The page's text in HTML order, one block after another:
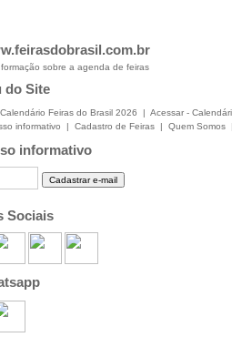
sobre a agenda de feiras
do Site
Feiras do Brasil 2026 | Acessar -
informativo | Cadastro de Feiras | Quem Somos
informativo
Sociais